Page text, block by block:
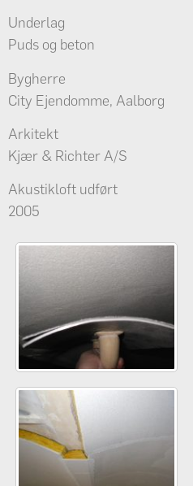
Underlag
Puds og beton
Bygherre
City Ejendomme, Aalborg
Arkitekt
Kjær & Richter A/S
Akustikloft udført
2005